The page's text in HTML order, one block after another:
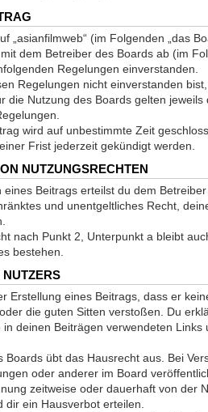
„asianfilmweb“ (im Folgenden „das
dem Betreiber des Boards ab (im
Regelungen einverstanden.
Regelungen nicht einverstanden
die Nutzung des Boards gelten jeweils
wird auf unbestimmte Zeit
Frist jederzeit gekündigt werden.
NUTZUNGSRECHTEN
eines Beitrags erteilst du dem
und unentgeltliches Recht,
nach Punkt 2, Unterpunkt a bleibt
bestehen.
NUTZERS
Erstellung eines Beitrags, dass er
die guten Sitten verstoßen. Du
in deinen Beiträgen verwendeten Links
Boards übt das Hausrecht aus. Bei
oder anderer im Board
zeitweise oder dauerhaft von der
dir ein Hausverbot erteilen.